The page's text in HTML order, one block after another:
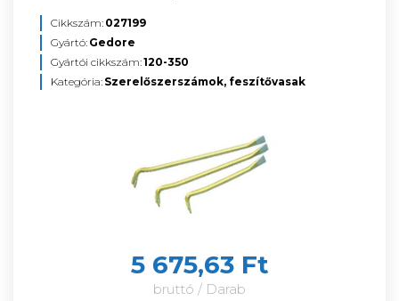
Cikkszám: 027199
Gyártó: Gedore
Gyártói cikkszám:120-350
Kategória: Szerelőszerszámok, feszítővasak
5 675,63 Ft
bruttó / Darab